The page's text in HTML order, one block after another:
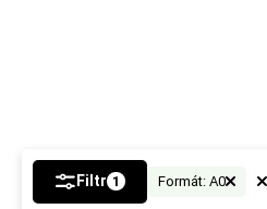
Filtr 1 Formát: A0